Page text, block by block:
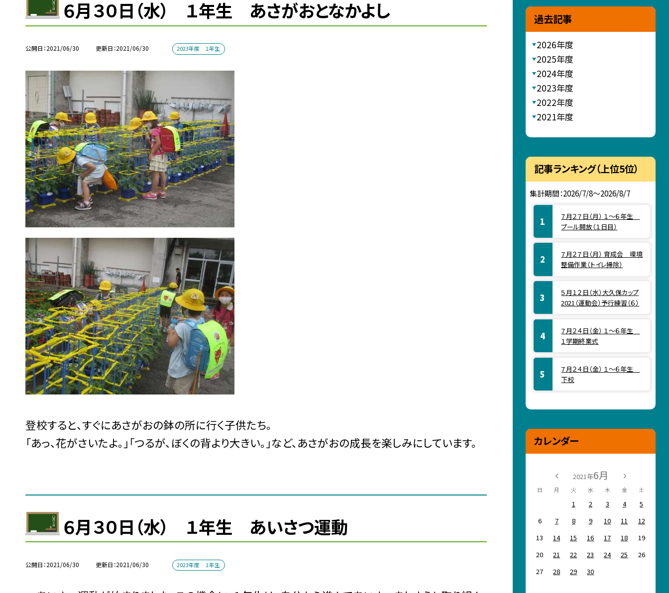
６月３０日（水） １年生 あさがおとなかよし
公開日 2021/06/30 更新日 2021/06/30 2023年度 １年生
登校すると、すぐにあさがおの鉢の所に行く子供たち。
「あっ、花がさいたよ。」「つるが、ぼくの背より大きい。」など、あさがおの成長を楽しみにしています。
６月３０日（水） １年生 あいさつ運動
公開日 2021/06/30 更新日 2021/06/30 2023年度 １年生
過去記事
2026年度
2025年度
2024年度
2023年度
2022年度
2021年度
記事ランキング（上位5位）
集計期間：2026/7/8～2026/8/7
７月２７日（月） １～６年生
プール開放（１日目）
７月２７日（月） 育成会 環境
整備作業（トイレ掃除）
５月１２日（水）大久保カップ
2021（運動会）予行練習（６）
７月２４日（金） １～６年生
１学期終業式
７月２４日（金） １～６年生
下校
カレンダー
2021年6月
日 月 火 水 木 金 土
1 2 3 4
5
6
7 8 9 10 11
12
13
14 15 16 17 18
19
20
21 22 23 24 25
26
27
28 29 30